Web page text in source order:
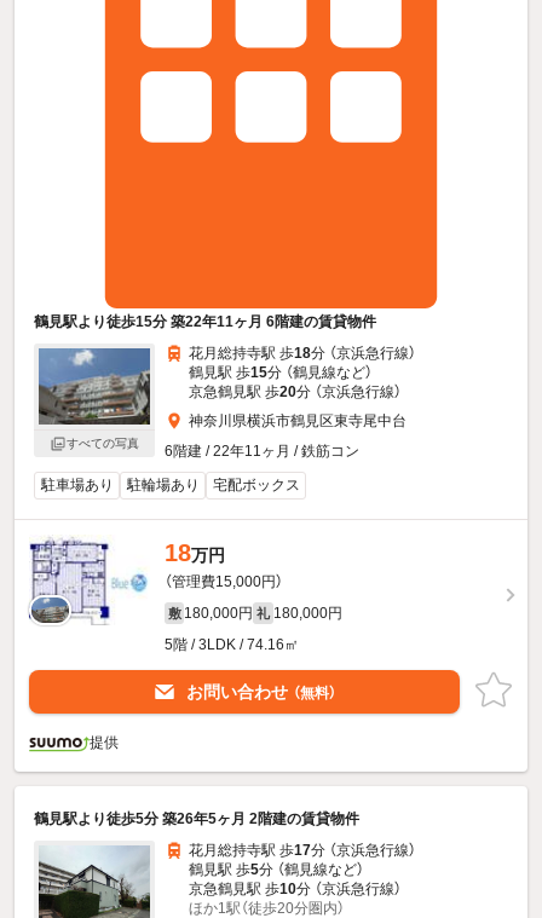
鶴見駅より徒歩15分 築22年11ヶ月 6階建の賃貸物件
すべての写真
花月総持寺駅 歩18分 （京浜急行線）
鶴見駅 歩15分 （鶴見線など）
京急鶴見駅 歩20分 （京浜急行線）
神奈川県横浜市鶴見区東寺尾中台
6階建 / 22年11ヶ月 / 鉄筋コン
駐車場あり
駐輪場あり 宅配ボックス
18万円
（管理費15,000円）
敷 180,000円 礼 180,000円
5階 / 3LDK / 74.16㎡
お問い合わせ （無料）
提供
鶴見駅より徒歩5分 築26年5ヶ月 2階建の賃貸物件
花月総持寺駅 歩17分 （京浜急行線）
鶴見駅 歩5分 （鶴見線など）
京急鶴見駅 歩10分 （京浜急行線）
ほか1駅（徒歩20分圏内）